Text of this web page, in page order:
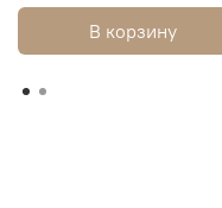
В корзину